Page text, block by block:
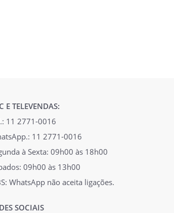
E TELEVENDAS:
11 2771-0016
11 2771-0016
à Sexta: 09h00 às 18h00
09h00 às 13h00
WhatsApp não aceita ligações.
SOCIAIS